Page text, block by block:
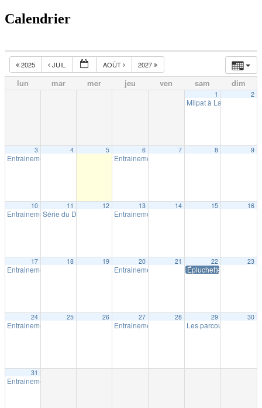
Calendrier
2025 JUIL AOÛT 2027
lun mar mer jeu ven sam dim
1
Milpat à La Tuque
2
3
Entrainement extérieur à Shawinigan18:30
4 5 6
Entrainement extérieur à Shawinigan
7 8 9
10
Entrainement extérieur à Shawinigan18:30
11
Série du Diable – Saison 19 – Course # 4
12 13
Entrainement extérieur à Shawinigan
14 15 16
17
Entrainement extérieur à Shawinigan18:30
18 19 20
Entrainement extérieur à Shawinigan
21 22
Épluchette Milpat
23
24
Entrainement extérieur à Shawinigan18:30
25 26 27
Entrainement extérieur à Shawinigan
28 29
Les parcours Milpat
30
31
Entrainement extérieur à Shawinigan